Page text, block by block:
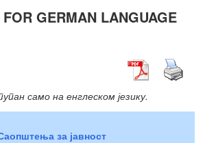
GERMAN LANGUAGE
само на енглеском језику.
за јавност